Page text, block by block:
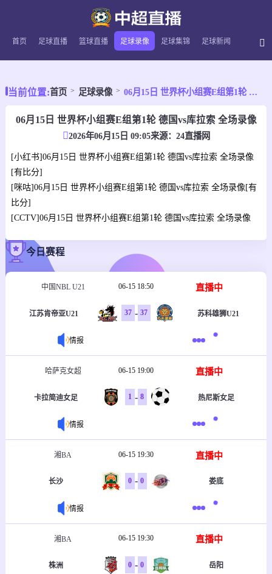
首页 足球直播 篮球直播 足球录像 足球集锦 足球新闻
当前位置:首页 足球录像 06月15日 世界杯小组赛E组第1轮 德国vs库拉索 全场录像
06月15日 世界杯小组赛E组第1轮 德国vs库拉索 全场录像
2026年06月15日 09:05来源： 24直播网
[小红书]06月15日 世界杯小组赛E组第1轮 德国vs库拉索 全场录像
[有比分]
[咪咕]06月15日 世界杯小组赛E组第1轮 德国vs库拉索 全场录像[有
比分]
[CCTV]06月15日 世界杯小组赛E组第1轮 德国vs库拉索 全场录像
今日赛程
中国NBL U21 06-15 18:50 直播中
江苏肯帝亚U21 37 - 37 苏科雄狮U21
情报
哈萨克女超 06-15 19:00 直播中
卡拉简迪女足 1 - 8 热尼斯女足
情报
湘BA 06-15 19:30 直播中
长沙 0 - 0 娄底
情报
湘BA 06-15 19:30 直播中
株洲 0 - 0 岳阳